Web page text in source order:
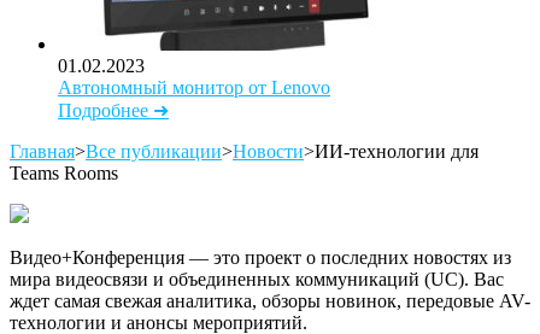
01.02.2023
Автономный монитор от Lenovo
Подробнее ➜
Главная>Все публикации>Новости>ИИ-технологии для
Teams Rooms
Видео+Конференция — это проект о последних новостях из
мира видеосвязи и объединенных коммуникаций (UC). Вас
ждет самая свежая аналитика, обзоры новинок, передовые AV-
технологии и анонсы мероприятий.